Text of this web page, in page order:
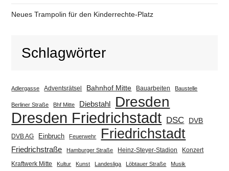
Neues Trampolin für den Kinderrechte-Platz
Schlagwörter
Adlergasse Adventsrätsel Bahnhof Mitte Bauarbeiten Baustelle
Berliner Straße Bhf Mitte Diebstahl Dresden
Dresden Friedrichstadt DSC DVB
DVB AG Einbruch Feuerwehr Friedrichstadt
Friedrichstraße Hamburger Straße Heinz-Steyer-Stadion
Konzert
Kraftwerk Mitte
Kultur Kunst Landesliga Löbtauer Straße Musik